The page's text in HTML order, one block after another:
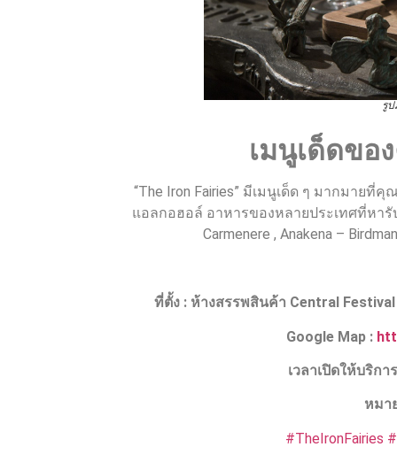
รู
เมนูเด็ดของ
“The Iron Fairies” มีเมนูเด็ด ๆ มากมาย
แอลกอฮอล์ อาหารของหลายประเทศที่หารั
Carmenere , Anakena –
ที่ตั้ง : ห้างสรรพสินค้า Central
Google Map :
เวลาเปิดให้บริกา
หมา
#TheIronFairies